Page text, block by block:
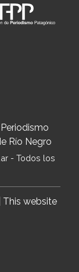
Río Negro
- Todos los
website